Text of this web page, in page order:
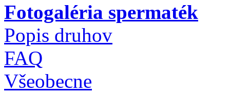
Fotogaléria spermaték
Popis druhov
FAQ
Všeobecne